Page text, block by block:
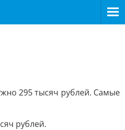
295 тысяч рублей. Самые
рублей.